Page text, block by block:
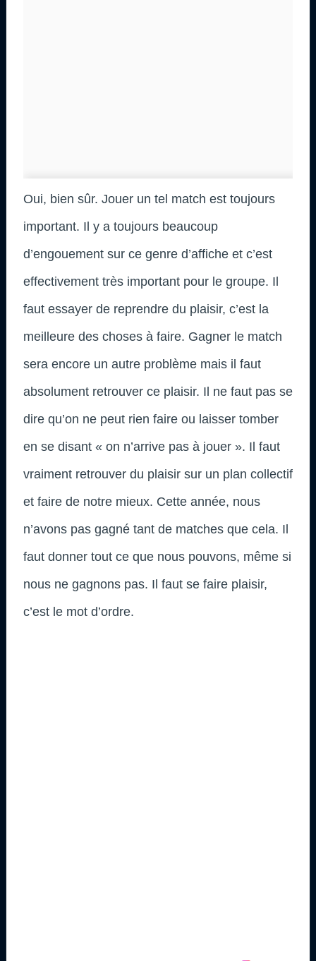
Oui, bien sûr. Jouer un tel match est toujours
important. Il y a toujours beaucoup
d’engouement sur ce genre d’affiche et c’est
effectivement très important pour le groupe. Il
faut essayer de reprendre du plaisir, c’est la
meilleure des choses à faire. Gagner le match
sera encore un autre problème mais il faut
absolument retrouver ce plaisir. Il ne faut pas se
dire qu’on ne peut rien faire ou laisser tomber
en se disant « on n’arrive pas à jouer ». Il faut
vraiment retrouver du plaisir sur un plan collectif
et faire de notre mieux. Cette année, nous
n’avons pas gagné tant de matches que cela. Il
faut donner tout ce que nous pouvons, même si
nous ne gagnons pas. Il faut se faire plaisir,
c’est le mot d’ordre.